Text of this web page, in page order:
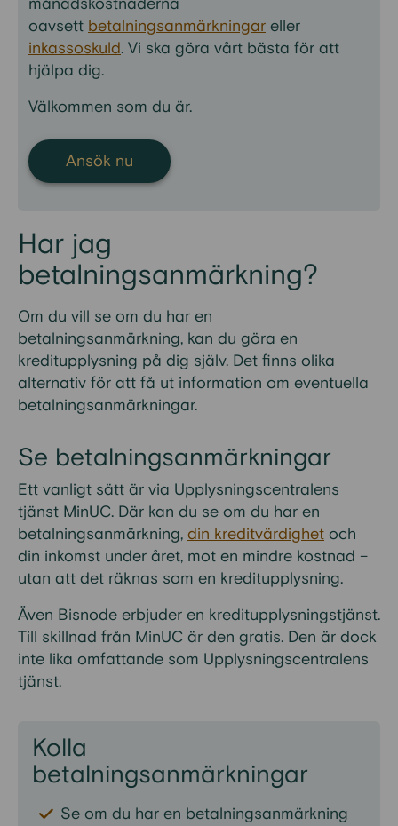
oavsett betalningsanmärkningar eller
inkassoskuld. Vi ska göra vårt bästa för att
hjälpa dig.
Välkommen som du är.
Ansök nu
Har jag
betalningsanmärkning?
Om du vill se om du har en
betalningsanmärkning, kan du göra en
kreditupplysning på dig själv. Det finns olika
alternativ för att få ut information om eventuella
betalningsanmärkningar.
Se betalningsanmärkningar
Ett vanligt sätt är via Upplysningscentralens
tjänst MinUC. Där kan du se om du har en
betalningsanmärkning, din kreditvärdighet och
din inkomst under året, mot en mindre kostnad –
utan att det räknas som en kreditupplysning.
Även Bisnode erbjuder en kreditupplysningstjänst.
Till skillnad från MinUC är den gratis. Den är dock
inte lika omfattande som Upplysningscentralens
tjänst.
Kolla
betalningsanmärkningar
Se om du har en betalningsanmärkning